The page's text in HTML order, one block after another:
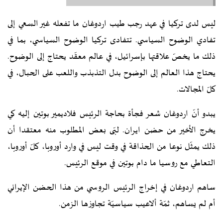
ليس لدى تركيا في عهد رجب طيب اردوغان ما تفعله غير السعي إلى
تفادي الوضوح السياسي. تتفادى تركيا الوضوح السياسي، بما في
ذلك ما يخصّ علاقتها بإسرائيل، في عالم معقّد يحتاج إلى الوضوح.
يحتاج هذا العالم إلى الوضوح بدل التذبذب واللعب على الحبال، في
كلّ المجالات.
يبدو أنّ اردوغان شعر فجأة بحاجة الرئيس فلاديمير بوتين إليه كي
يخرج الأخير من حضن ايران. لبّى بعض المطلوب منه معتقدا أن
ذلك يمثّل نوعا من الحذاقة في وقت ليس في وارد أوروبا، كلّ أوروبا،
التعاطي مع روسيا ما دام بوتين في موقع الرئيس.
ساهم اردوغان في إخراج الرئيس الروسي من هذا الحضن الإيراني
أم لم يساهم، ثمّة ألاعيب سياسيّة تجاوزها الزمن.